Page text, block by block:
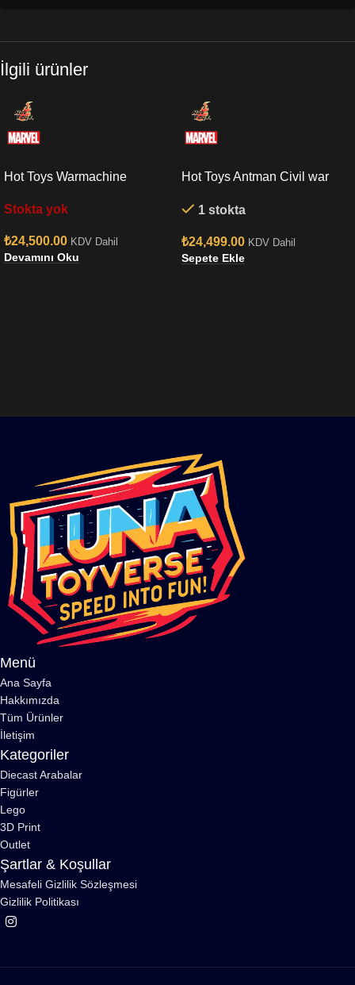
İlgili ürünler
Hot Toys Warmachine
Stokta yok
₺24,500.00 KDV Dahil
Devamını Oku
Hot Toys Antman Civil war
1 stokta
₺24,499.00 KDV Dahil
Sepete Ekle
Menü
Ana Sayfa
Hakkımızda
Tüm Ürünler
İletişim
Kategoriler
Diecast Arabalar
Figürler
Lego
3D Print
Outlet
Şartlar & Koşullar
Mesafeli Gizlilik Sözleşmesi
Gizlilik Politikası